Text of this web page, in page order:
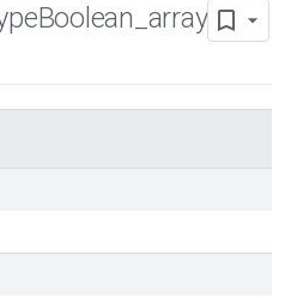
Boolean array